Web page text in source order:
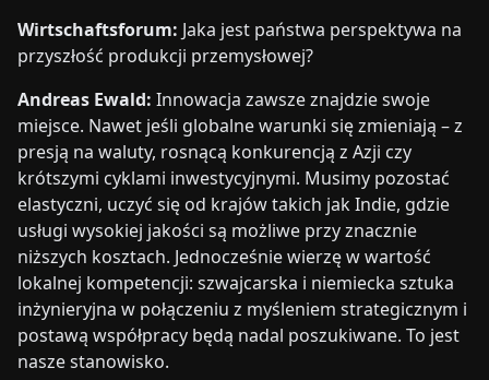
Wirtschaftsforum: Jaka jest państwa perspektywa na
przyszłość produkcji przemysłowej?
Andreas Ewald: Innowacja zawsze znajdzie swoje
miejsce. Nawet jeśli globalne warunki się zmieniają – z
presją na waluty, rosnącą konkurencją z Azji czy
krótszymi cyklami inwestycyjnymi. Musimy pozostać
elastyczni, uczyć się od krajów takich jak Indie, gdzie
usługi wysokiej jakości są możliwe przy znacznie
niższych kosztach. Jednocześnie wierzę w wartość
lokalnej kompetencji: szwajcarska i niemiecka sztuka
inżynieryjna w połączeniu z myśleniem strategicznym i
postawą współpracy będą nadal poszukiwane. To jest
nasze stanowisko.